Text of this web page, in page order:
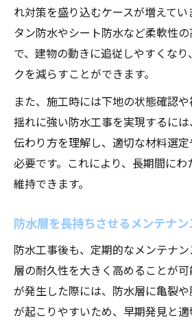
れ対策を盛り込むケースが増えて
タン防水やシート防水など柔軟性
で、建物の動きに追従しやすくな
クを減らすことができます。
また、施工時には下地の状態確認や
揺れに強い防水工事を実現するに
伝わり方を理解し、適切な材料選
必要です。これにより、長期間に
維持できます。
防水層を長持ちさせるメンテナン
防水工事後も、定期的なメンテナ
層の耐久性を大きく高めることが
が発生した際には、防水層に亀裂
が起こりやすいため、早期発見と